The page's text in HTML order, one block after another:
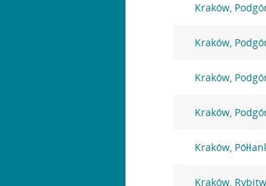
Kraków,
Kraków,
Kraków,
Kraków,
Kraków,
Kraków,